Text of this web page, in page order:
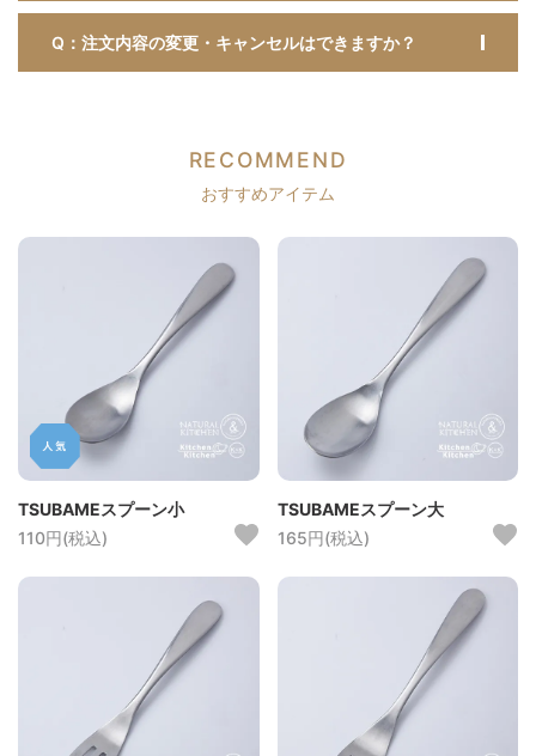
Q：注文内容の変更・キャンセルはできますか？
RECOMMEND
おすすめアイテム
TSUBAMEスプーン小
110円(税込)
TSUBAMEスプーン大
165円(税込)